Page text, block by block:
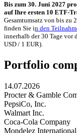
Bis zum 30. Juni 2027
auf Ihre ersten 10 ETF-
Gesamtumsatz von bis zu
finden Sie in den
innerhalb der 30 Tage vor
USD / 1 EUR).
Portfolio
14.07.2026
Procter & Gamble
PepsiCo, Inc.
Walmart Inc.
Coca-Cola Company
Mondelez